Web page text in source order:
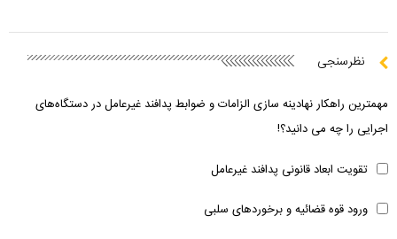
نظرسنجی
مهمترین راهکار نهادینه سازی الزامات و ضوابط پدافند غیرعامل در دستگاه‌های
اجرایی را چه می دانید؟!
تقویت ابعاد قانونی پدافند غیرعامل
ورود قوه قضائیه و برخوردهای سلبی